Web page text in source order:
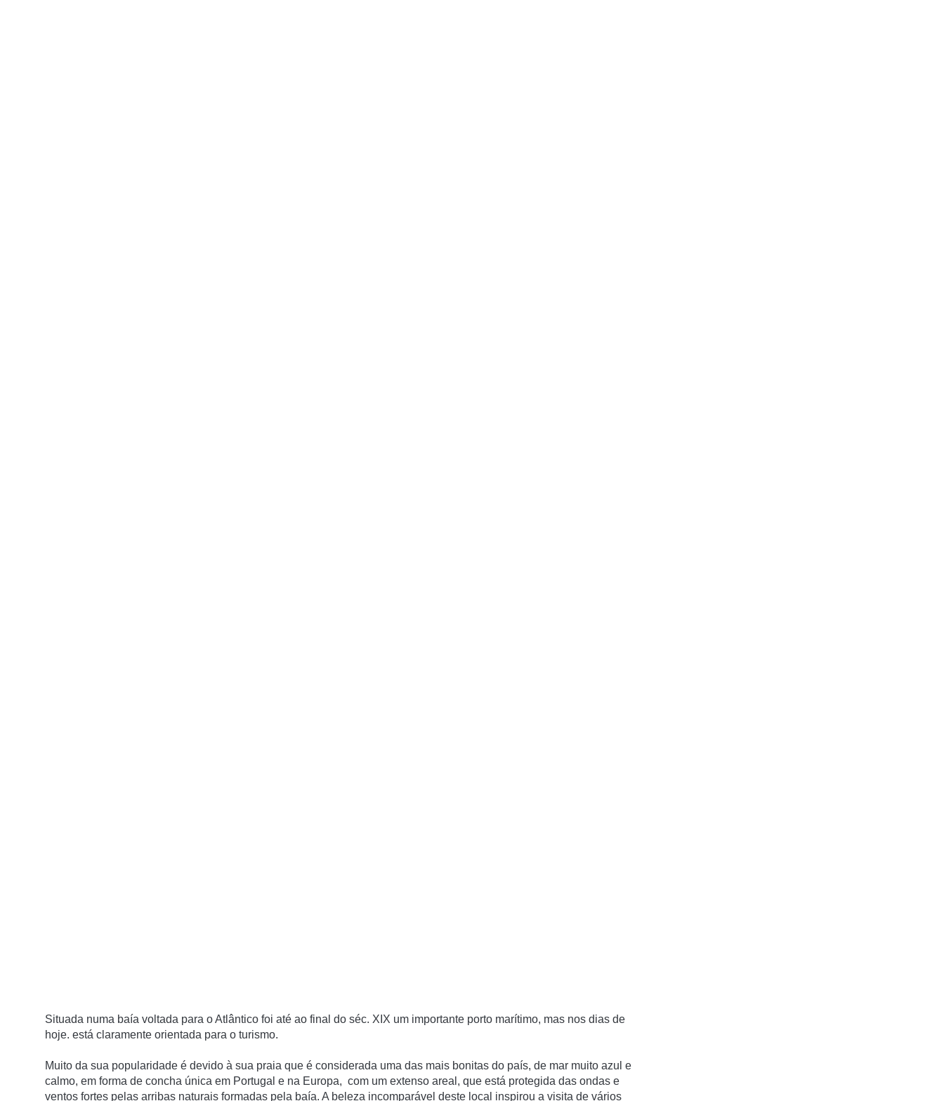
Situada numa baía voltada para o Atlântico foi até ao final do séc. XIX um importante porto marítimo, mas nos dias de
hoje. está claramente orientada para o turismo.
Muito da sua popularidade é devido à sua praia que é considerada uma das mais bonitas do país, de mar muito azul e
calmo, em forma de concha única em Portugal e na Europa, com um extenso areal, que está protegida das ondas e
ventos fortes pelas arribas naturais formadas pela baía. A beleza incomparável deste local inspirou a visita de vários